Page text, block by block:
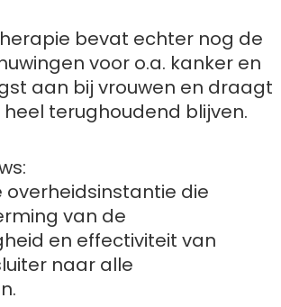
bevat echter nog de
voor o.a. kanker en
aan bij vrouwen en draagt
terughoudend blijven.
overheidsinstantie die
van de
en effectiviteit van
naar alle